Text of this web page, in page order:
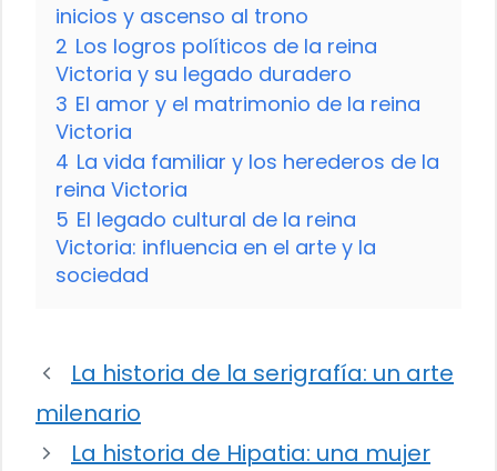
inicios y ascenso al trono
2 Los logros políticos de la reina
Victoria y su legado duradero
3 El amor y el matrimonio de la reina
Victoria
4 La vida familiar y los herederos de la
reina Victoria
5 El legado cultural de la reina
Victoria: influencia en el arte y la
sociedad
La historia de la serigrafía: un arte
milenario
La historia de Hipatia: una mujer